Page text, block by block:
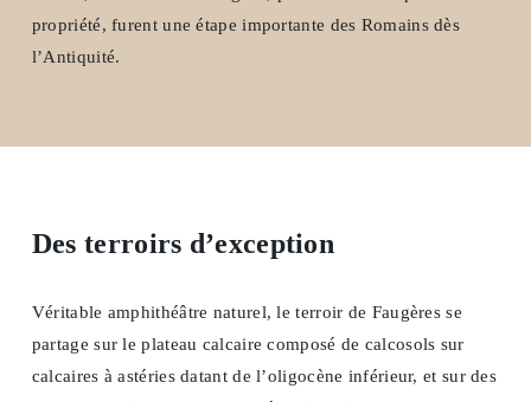
propriété, furent une étape importante des Romains dès
l’Antiquité.
Des terroirs d’exception
Véritable amphithéâtre naturel, le terroir de Faugères se
partage sur le plateau calcaire composé de calcosols sur
calcaires à astéries datant de l’oligocène inférieur, et sur des